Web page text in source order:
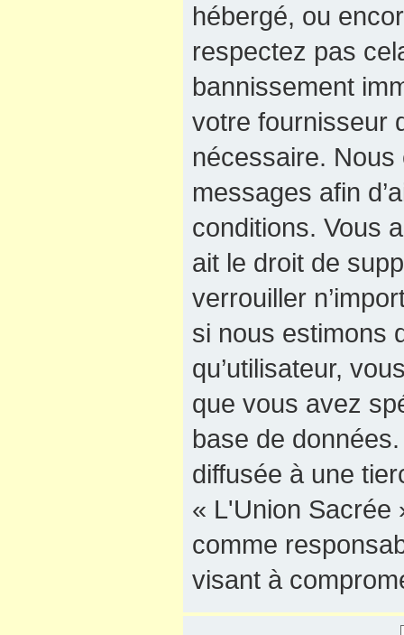
hébergé, ou
respectez pas
bannissement
votre fournisseur
nécessaire. Nous
messages afin
conditions. Vous
ait le droit de
verrouiller
si nous estimons
qu’utilisateur,
que vous avez
base de
diffusée à une
« L'Union Sacrée
comme
visant à